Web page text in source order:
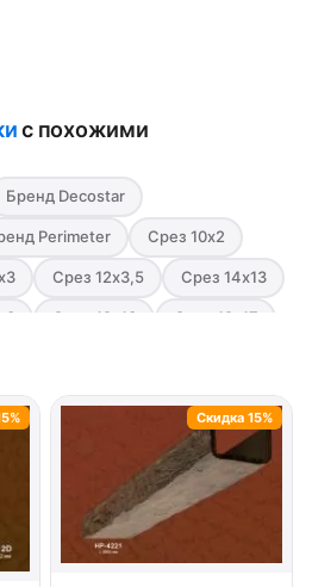
с похожими
Бренд Decostar
Perimeter Срез 10х2
Срез 12х3,5 Срез 14х13
Срез 19х13 Срез 19х17
Рустик Цвет Белый
Цвет Серый
Скидка 15%